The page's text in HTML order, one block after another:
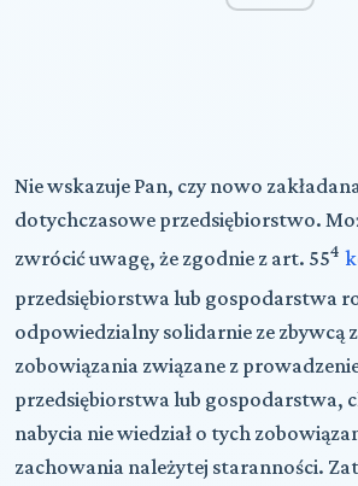
Nie wskazuje Pan, czy nowo
dotychczasowe przedsiębiorstwo.
zwrócić uwagę, że zgodnie z art. 554
przedsiębiorstwa lub gospodarstwa
odpowiedzialny solidarnie ze zbywcą
zobowiązania związane z
przedsiębiorstwa lub gospodarstwa,
nabycia nie wiedział o tych
zachowania należytej staranności.